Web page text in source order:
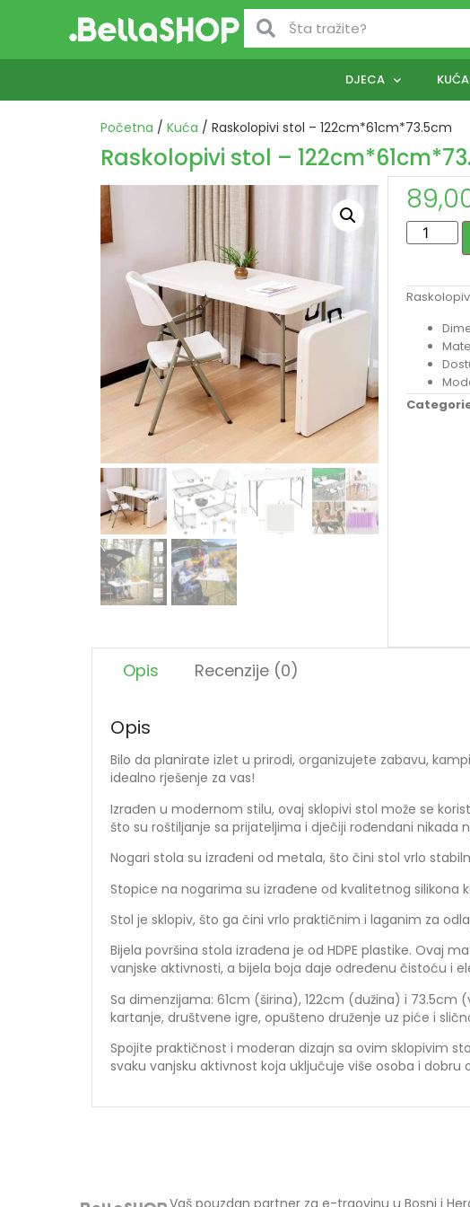
DJECA KUĆA
Početna / Kuća / Raskolopivi stol – 122cm*61cm*73.5cm
Raskolopivi stol –
Opis Recenzije (0)
Opis
Bilo da planirate izlet u prirodi, organizujete zabavu,
idealno rješenje za vas!
Izrađen u modernom stilu, ovaj sklopivi stol može se
što su roštiljanje sa prijateljima i dječiji rođendani nikada
Nogari stola su izrađeni od metala, što čini stol vrlo
Stopice na nogarima su izrađene od kvalitetnog
Stol je sklopiv, što ga čini vrlo praktičnim i laganim za
Bijela površina stola izrađena je od HDPE plastike. Ovaj
vanjske aktivnosti, a bijela boja daje određenu čistoću i
Sa dimenzijama: 61cm (širina), 122cm (dužina) i 73.5cm
kartanje, društvene igre, opušteno druženje uz piće i
Spojite praktičnost i moderan dizajn sa ovim sklopivim
svaku vanjsku aktivnost koja uključuje više osoba i dobru
Vaš pouzdan partner za e-trgovinu u Bosni i